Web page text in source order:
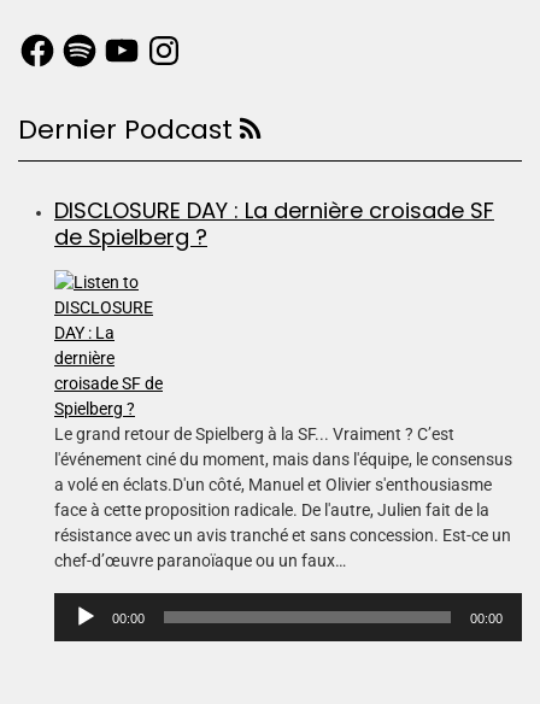
Dernier Podcast
DISCLOSURE DAY : La dernière croisade SF
de Spielberg ?
Le grand retour de Spielberg à la SF... Vraiment ? C’est
l'événement ciné du moment, mais dans l'équipe, le consensus
a volé en éclats.D'un côté, Manuel et Olivier s'enthousiasme
face à cette proposition radicale. De l'autre, Julien fait de la
résistance avec un avis tranché et sans concession. Est-ce un
chef-d’œuvre paranoïaque ou un faux…
00:00 00:00